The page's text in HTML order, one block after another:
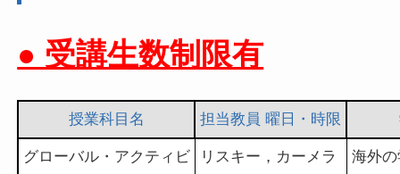
● 受講生数制限有
授業科目名 担当教員 曜日・時限
グローバル・アクティビ
リスキー，カーメラ
海外